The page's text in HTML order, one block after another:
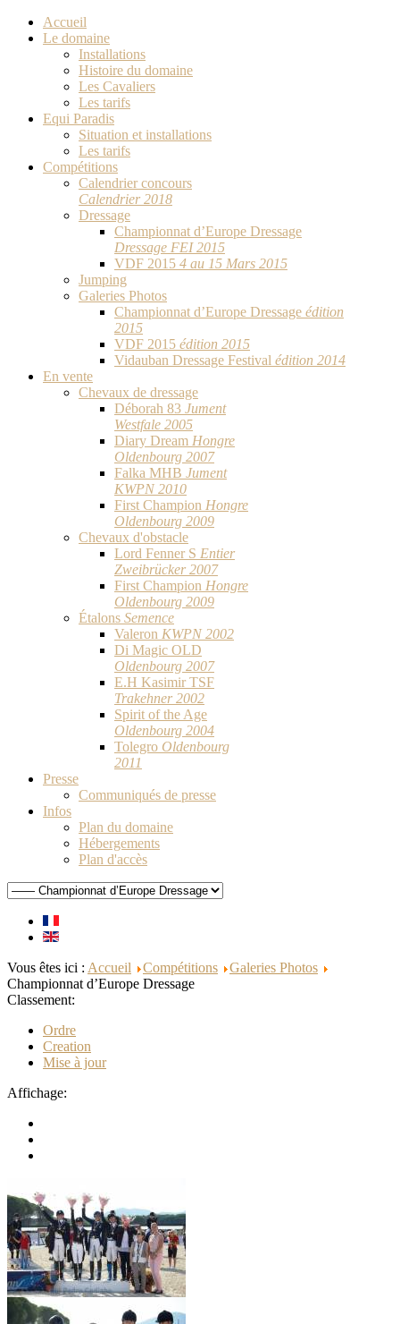
Accueil
Le domaine
Installations
Histoire du domaine
Les Cavaliers
Les tarifs
Equi Paradis
Situation et installations
Les tarifs
Compétitions
Calendrier concours
Calendrier 2018
Dressage
Championnat d’Europe Dressage
Dressage FEI 2015
VDF 2015 4 au 15 Mars 2015
Jumping
Galeries Photos
Championnat d’Europe Dressage édition
2015
VDF 2015 édition 2015
Vidauban Dressage Festival édition 2014
En vente
Chevaux de dressage
Déborah 83 Jument
Westfale 2005
Diary Dream Hongre
Oldenbourg 2007
Falka MHB Jument
KWPN 2010
First Champion Hongre
Oldenbourg 2009
Chevaux d'obstacle
Lord Fenner S Entier
Zweibrücker 2007
First Champion Hongre
Oldenbourg 2009
Étalons Semence
Valeron KWPN 2002
Di Magic OLD
Oldenbourg 2007
E.H Kasimir TSF
Trakehner 2002
Spirit of the Age
Oldenbourg 2004
Tolegro Oldenbourg
2011
Presse
Communiqués de presse
Infos
Plan du domaine
Hébergements
Plan d'accès
Vous êtes ici : Accueil Compétitions
Galeries Photos
Championnat d’Europe Dressage
Classement:
Ordre
Creation
Mise à jour
Affichage: